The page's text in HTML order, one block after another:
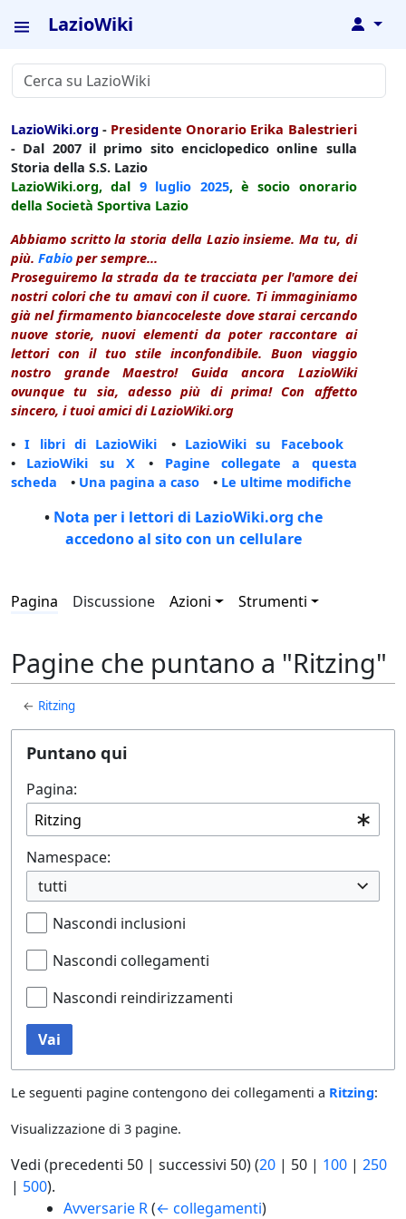
LazioWiki ↓
LazioWiki.org - Presidente Onorario Erika Balestrieri
- Dal 2007 il primo sito enciclopedico online sulla
Storia della S.S. Lazio
LazioWiki.org, dal 9 luglio 2025, è socio onorario
della Società Sportiva Lazio
Abbiamo scritto la storia della Lazio insieme. Ma tu, di
più. Fabio per sempre...
Proseguiremo la strada da te tracciata per l'amore dei
nostri colori che tu amavi con il cuore. Ti immaginiamo
già nel firmamento biancoceleste dove starai cercando
nuove storie, nuovi elementi da poter raccontare ai
lettori con il tuo stile inconfondibile. Buon viaggio
nostro grande Maestro! Guida ancora LazioWiki
ovunque tu sia, adesso più di prima! Con affetto
sincero, i tuoi amici di LazioWiki.org
•I libri di LazioWiki • LazioWiki su Facebook
• LazioWiki su X • Pagine collegate a questa
scheda • Una pagina a caso • Le ultime modifiche
• Nota per i lettori di LazioWiki.org che
accedono al sito con un cellulare
Pagina Discussione Azioni Strumenti
Pagine che puntano a "Ritzing"
← Ritzing
Puntano qui
Pagina:
Namespace:
tutti
Nascondi inclusioni
Nascondi collegamenti
Nascondi reindirizzamenti
Vai
Le seguenti pagine contengono dei collegamenti a Ritzing:
Visualizzazione di 3 pagine.
Vedi (precedenti 50 | successivi 50) (20 | 50 | 100 | 250
| 500).
Avversarie R (← collegamenti)